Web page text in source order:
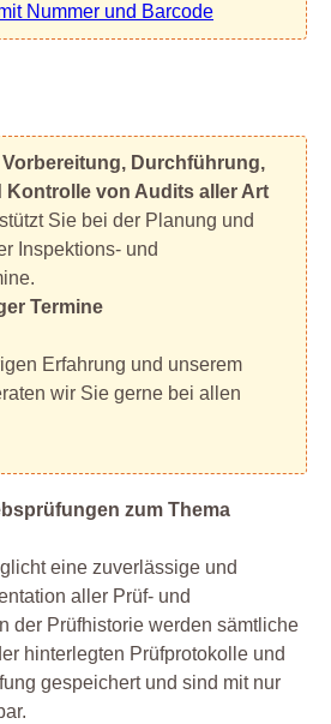
Nummer und Barcode
Durchführung,
Kontrolle von Audits aller Art
Sie bei der Planung und
Inspektions- und
Termine
Erfahrung und unserem
wir Sie gerne bei allen
zum Thema
eine zuverlässige und
aller Prüf- und
der Prüfhistorie werden sämtliche
hinterlegten Prüfprotokolle und
gespeichert und sind mit nur